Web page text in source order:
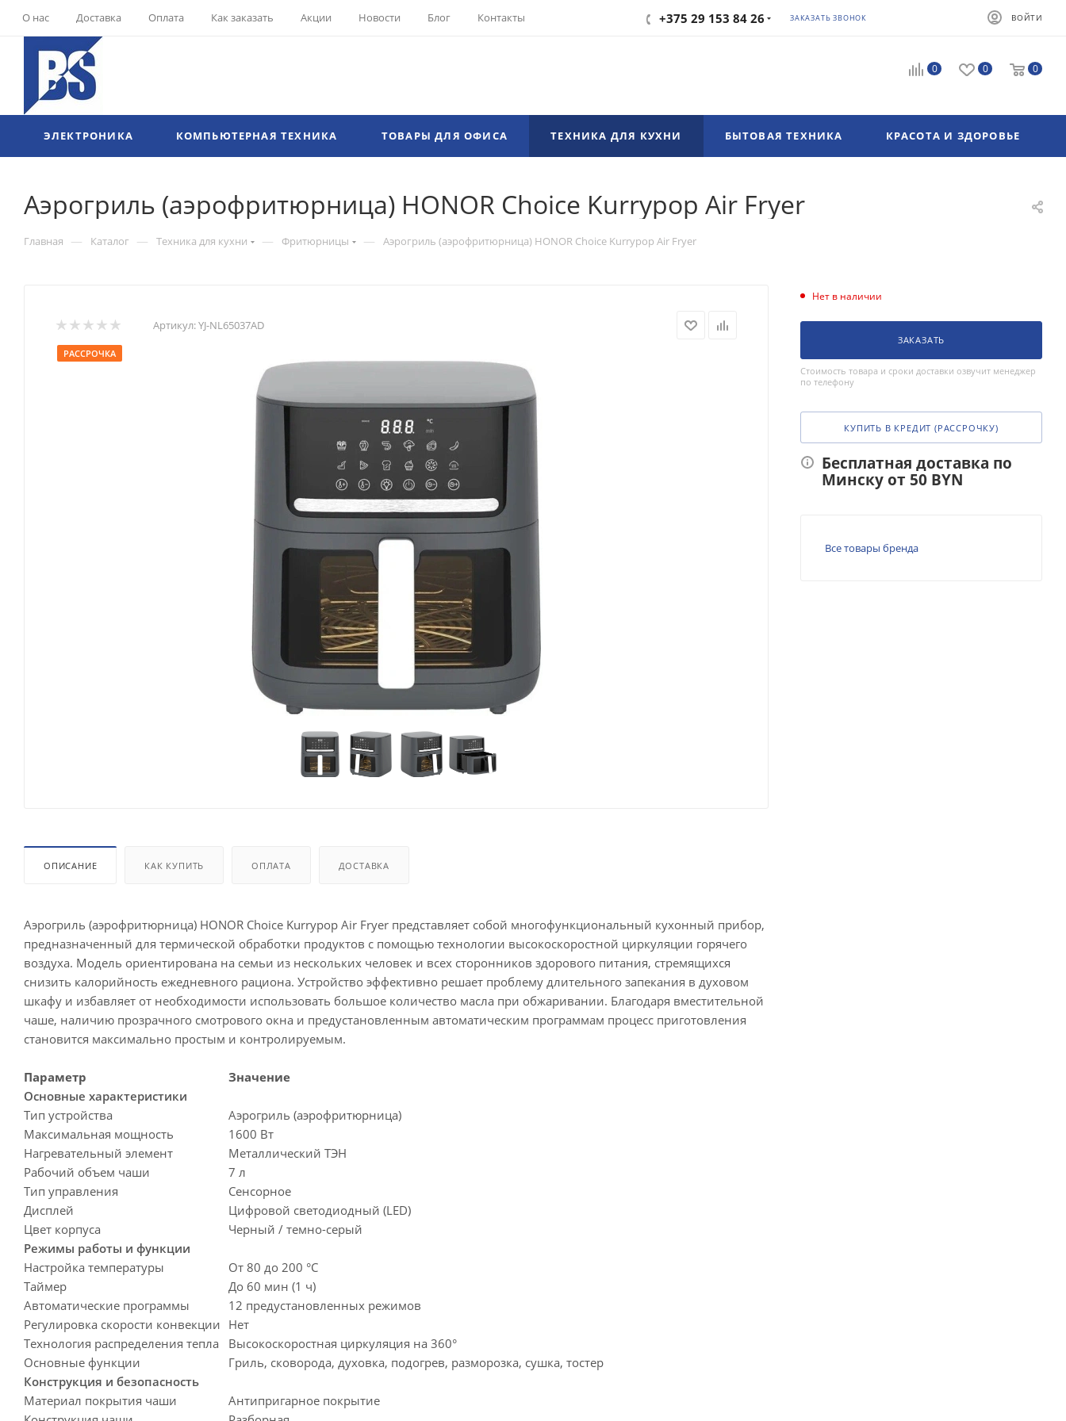
О нас Доставка Оплата Как заказать Акции Новости Блог Контакты +375 29 153 84 26 ЗАКАЗАТЬ ЗВОНОК ВОЙТИ
0 0 0
ЭЛЕКТРОНИКА КОМПЬЮТЕРНАЯ ТЕХНИКА ТОВАРЫ ДЛЯ ОФИСА ТЕХНИКА ДЛЯ КУХНИ БЫТОВАЯ ТЕХНИКА КРАСОТА И ЗДОРОВЬЕ
Аэрогриль (аэрофритюрница) HONOR Choice Kurrypop Air Fryer
Главная — Каталог — Техника для кухни — Фритюрницы — Аэрогриль (аэрофритюрница) HONOR Choice Kurrypop Air Fryer
Артикул:YJ-NL65037AD
РАССРОЧКА
ОПИСАНИЕ КАК КУПИТЬ ОПЛАТА ДОСТАВКА
Аэрогриль (аэрофритюрница) HONOR Choice Kurrypop Air Fryer представляет собой многофункциональный кухонный прибор,
предназначенный для термической обработки продуктов с помощью технологии высокоскоростной циркуляции горячего
воздуха. Модель ориентирована на семьи из нескольких человек и всех сторонников здорового питания, стремящихся
снизить калорийность ежедневного рациона. Устройство эффективно решает проблему длительного запекания в духовом
шкафу и избавляет от необходимости использовать большое количество масла при обжаривании. Благодаря вместительной
чаше, наличию прозрачного смотрового окна и предустановленным автоматическим программам процесс приготовления
становится максимально простым и контролируемым.
Параметр
Значение
Основные характеристики
Тип устройства
Аэрогриль (аэрофритюрница)
Максимальная мощность
1600 Вт
Нагревательный элемент
Металлический ТЭН
Рабочий объем чаши
7 л
Тип управления
Сенсорное
Дисплей
Цифровой светодиодный (LED)
Цвет корпуса
Черный / темно-серый
Режимы работы и функции
Настройка температуры
От 80 до 200 °C
Таймер
До 60 мин (1 ч)
Автоматические программы
12 предустановленных режимов
Регулировка скорости конвекции Нет
Технология распределения тепла Высокоскоростная циркуляция на 360°
Основные функции
Гриль, сковорода, духовка, подогрев, разморозка, сушка, тостер
Конструкция и безопасность
Материал покрытия чаши
Антипригарное покрытие
Нет в наличии
ЗАКАЗАТЬ
Стоимость товара и сроки доставки озвучит менеджер
по телефону
КУПИТЬ В КРЕДИТ (РАССРОЧКУ)
Бесплатная доставка по
Минску от 50 BYN
Все товары бренда